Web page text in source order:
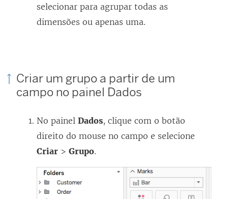
selecionar para agrupar todas as
dimensões ou apenas uma.
Criar um grupo a partir de um
campo no painel Dados
No painel Dados, clique com o botão
direito do mouse no campo e selecione
Criar > Grupo.